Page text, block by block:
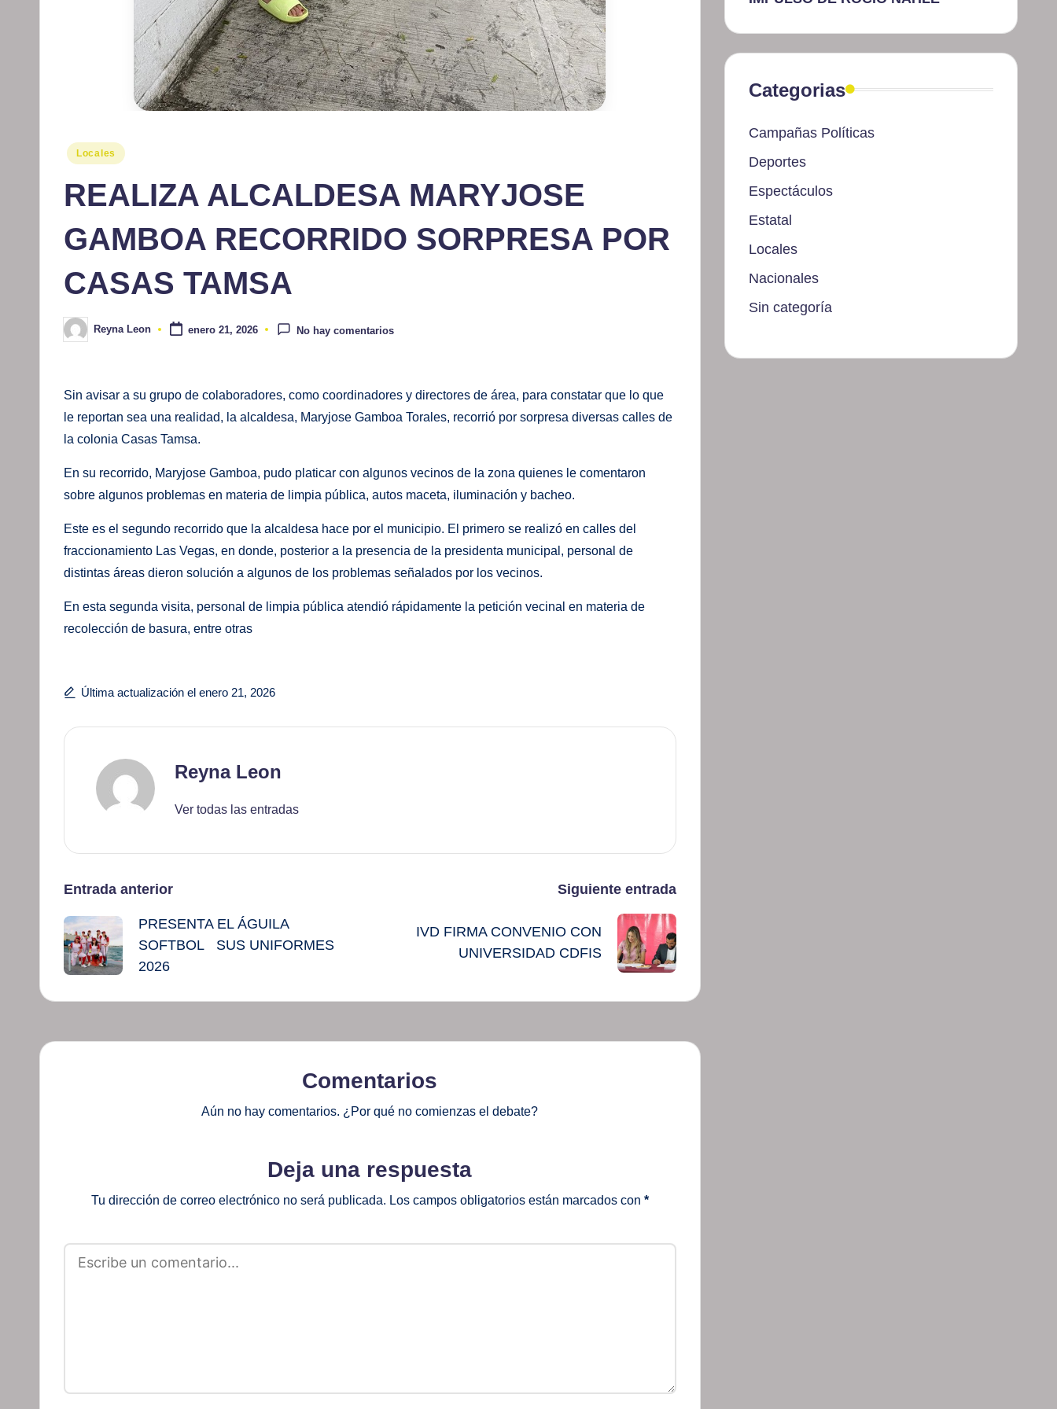
Publicado
Locales
REALIZA ALCALDESA MARYJOSE
GAMBOA RECORRIDO SORPRESA POR
CASAS TAMSA
Publicado
por
Reyna Leon enero 21, 2026 No hay comentarios
Sin avisar a su grupo de colaboradores, como coordinadores y directores de área, para constatar que lo que
le reportan sea una realidad, la alcaldesa, Maryjose Gamboa Torales, recorrió por sorpresa diversas calles de
la colonia Casas Tamsa.
En su recorrido, Maryjose Gamboa, pudo platicar con algunos vecinos de la zona quienes le comentaron
sobre algunos problemas en materia de limpia pública, autos maceta, iluminación y bacheo.
Este es el segundo recorrido que la alcaldesa hace por el municipio. El primero se realizó en calles del
fraccionamiento Las Vegas, en donde, posterior a la presencia de la presidenta municipal, personal de
distintas áreas dieron solución a algunos de los problemas señalados por los vecinos.
En esta segunda visita, personal de limpia pública atendió rápidamente la petición vecinal en materia de
recolección de basura, entre otras
Última actualización el enero 21, 2026
Reyna Leon
Ver todas las entradas
Navegación
de
entradas
Entrada anterior
PRESENTA EL ÁGUILA
SOFTBOL SUS UNIFORMES
2026
Siguiente entrada
IVD FIRMA CONVENIO CON
UNIVERSIDAD CDFIS
Comentarios
Aún no hay comentarios. ¿Por qué no comienzas el debate?
Deja una respuesta
Tu dirección de correo electrónico no será publicada. Los campos obligatorios están marcados con *
Categorias
Campañas Políticas
Deportes
Espectáculos
Estatal
Locales
Nacionales
Sin categoría